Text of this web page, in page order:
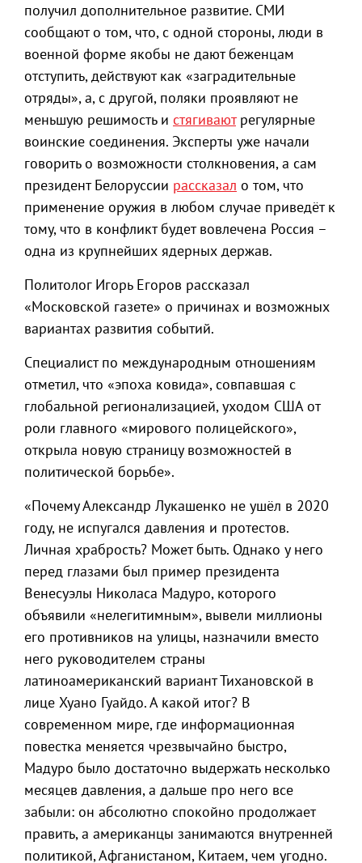
получил дополнительное развитие. СМИ
сообщают о том, что, с одной стороны, люди в
военной форме якобы не дают беженцам
отступить, действуют как «заградительные
отряды», а, с другой, поляки проявляют не
меньшую решимость и стягиваютрегулярные
воинские соединения. Эксперты уже начали
говорить о возможности столкновения, а сам
президент Белоруссии рассказал о том, что
применение оружия в любом случае приведёт к
тому, что в конфликт будет вовлечена Россия –
одна из крупнейших ядерных держав.
Политолог Игорь Егоров рассказал
«Московской газете» о причинах и возможных
вариантах развития событий.
Специалист по международным отношениям
отметил, что «эпоха ковида», совпавшая с
глобальной регионализацией, уходом США от
роли главного «мирового полицейского»,
открыла новую страницу возможностей в
политической борьбе».
«Почему Александр Лукашенко не ушёл в 2020
году, не испугался давления и протестов.
Личная храбрость? Может быть. Однако у него
перед глазами был пример президента
Венесуэлы Николаса Мадуро, которого
объявили «нелегитимным», вывели миллионы
его противников на улицы, назначили вместо
него руководителем страны
латиноамериканский вариант Тихановской в
лице Хуано Гуайдо. А какой итог? В
современном мире, где информационная
повестка меняется чрезвычайно быстро,
Мадуро было достаточно выдержать несколько
месяцев давления, а дальше про него все
забыли: он абсолютно спокойно продолжает
править, а американцы занимаются внутренней
политикой, Афганистаном, Китаем, чем угодно.